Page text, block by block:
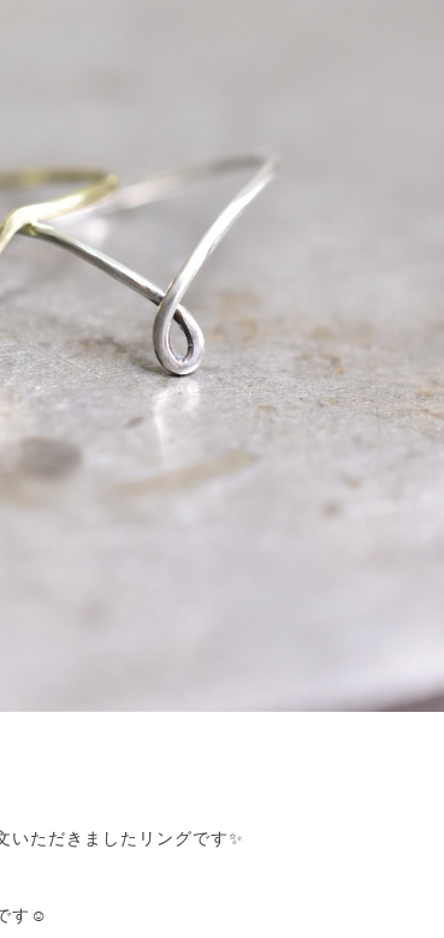
いただきましたリングです✨
す☺️